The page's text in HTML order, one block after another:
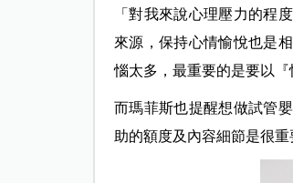
「對我來說心理壓力的程
來源，保持心情愉悅也是
惱太多，最重要的是要以『
而瑪菲斯也提醒想做試管
助的額度及內容細節是很